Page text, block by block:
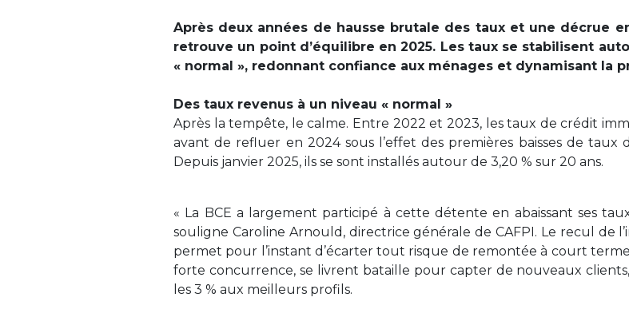
Après deux années de hausse brutale des taux et une décrue
retrouve un point d’équilibre en 2025. Les taux se stabilisent
« normal », redonnant confiance aux ménages et dynamisant la
Des taux revenus à un niveau « normal »
Après la tempête, le calme. Entre 2022 et 2023, les taux de crédit
avant de refluer en 2024 sous l’effet des premières baisses de taux
Depuis janvier 2025, ils se sont installés autour de 3,20 % sur 20 ans.
« La BCE a largement participé à cette détente en abaissant ses
souligne Caroline Arnould, directrice générale de CAFPI. Le recul de
permet pour l’instant d’écarter tout risque de remontée à court
forte concurrence, se livrent bataille pour capter de nouveaux
les 3 % aux meilleurs profils.